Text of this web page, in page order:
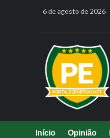
6 de agosto de 2026
Início Opinião